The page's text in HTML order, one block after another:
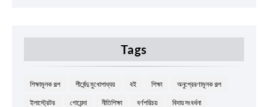
Tags
শিক্ষামূলক গল্প শীর্ষেন্দু মুখোপাধ্যয় বই শিক্ষা অনুপ্রেরণামূলক গল্প
ইলাস্ট্রেটর গোয়েন্দা নীতিশিক্ষা বর্ণপরিচয় বিদায় সংবর্ধনা